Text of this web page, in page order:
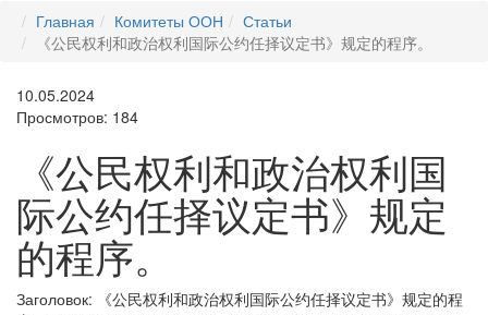
Главная Комитеты ООН
Статьи
《公民权利和政治权利国际公约任择议定书》规定的程序。
10.05.2024
Просмотров: 184
《公民权利和政治权利国
际公约任择议定书》规定
的程序。
Заголовок:
《公民权利和政治权利国际公约任择议定书》规定的程